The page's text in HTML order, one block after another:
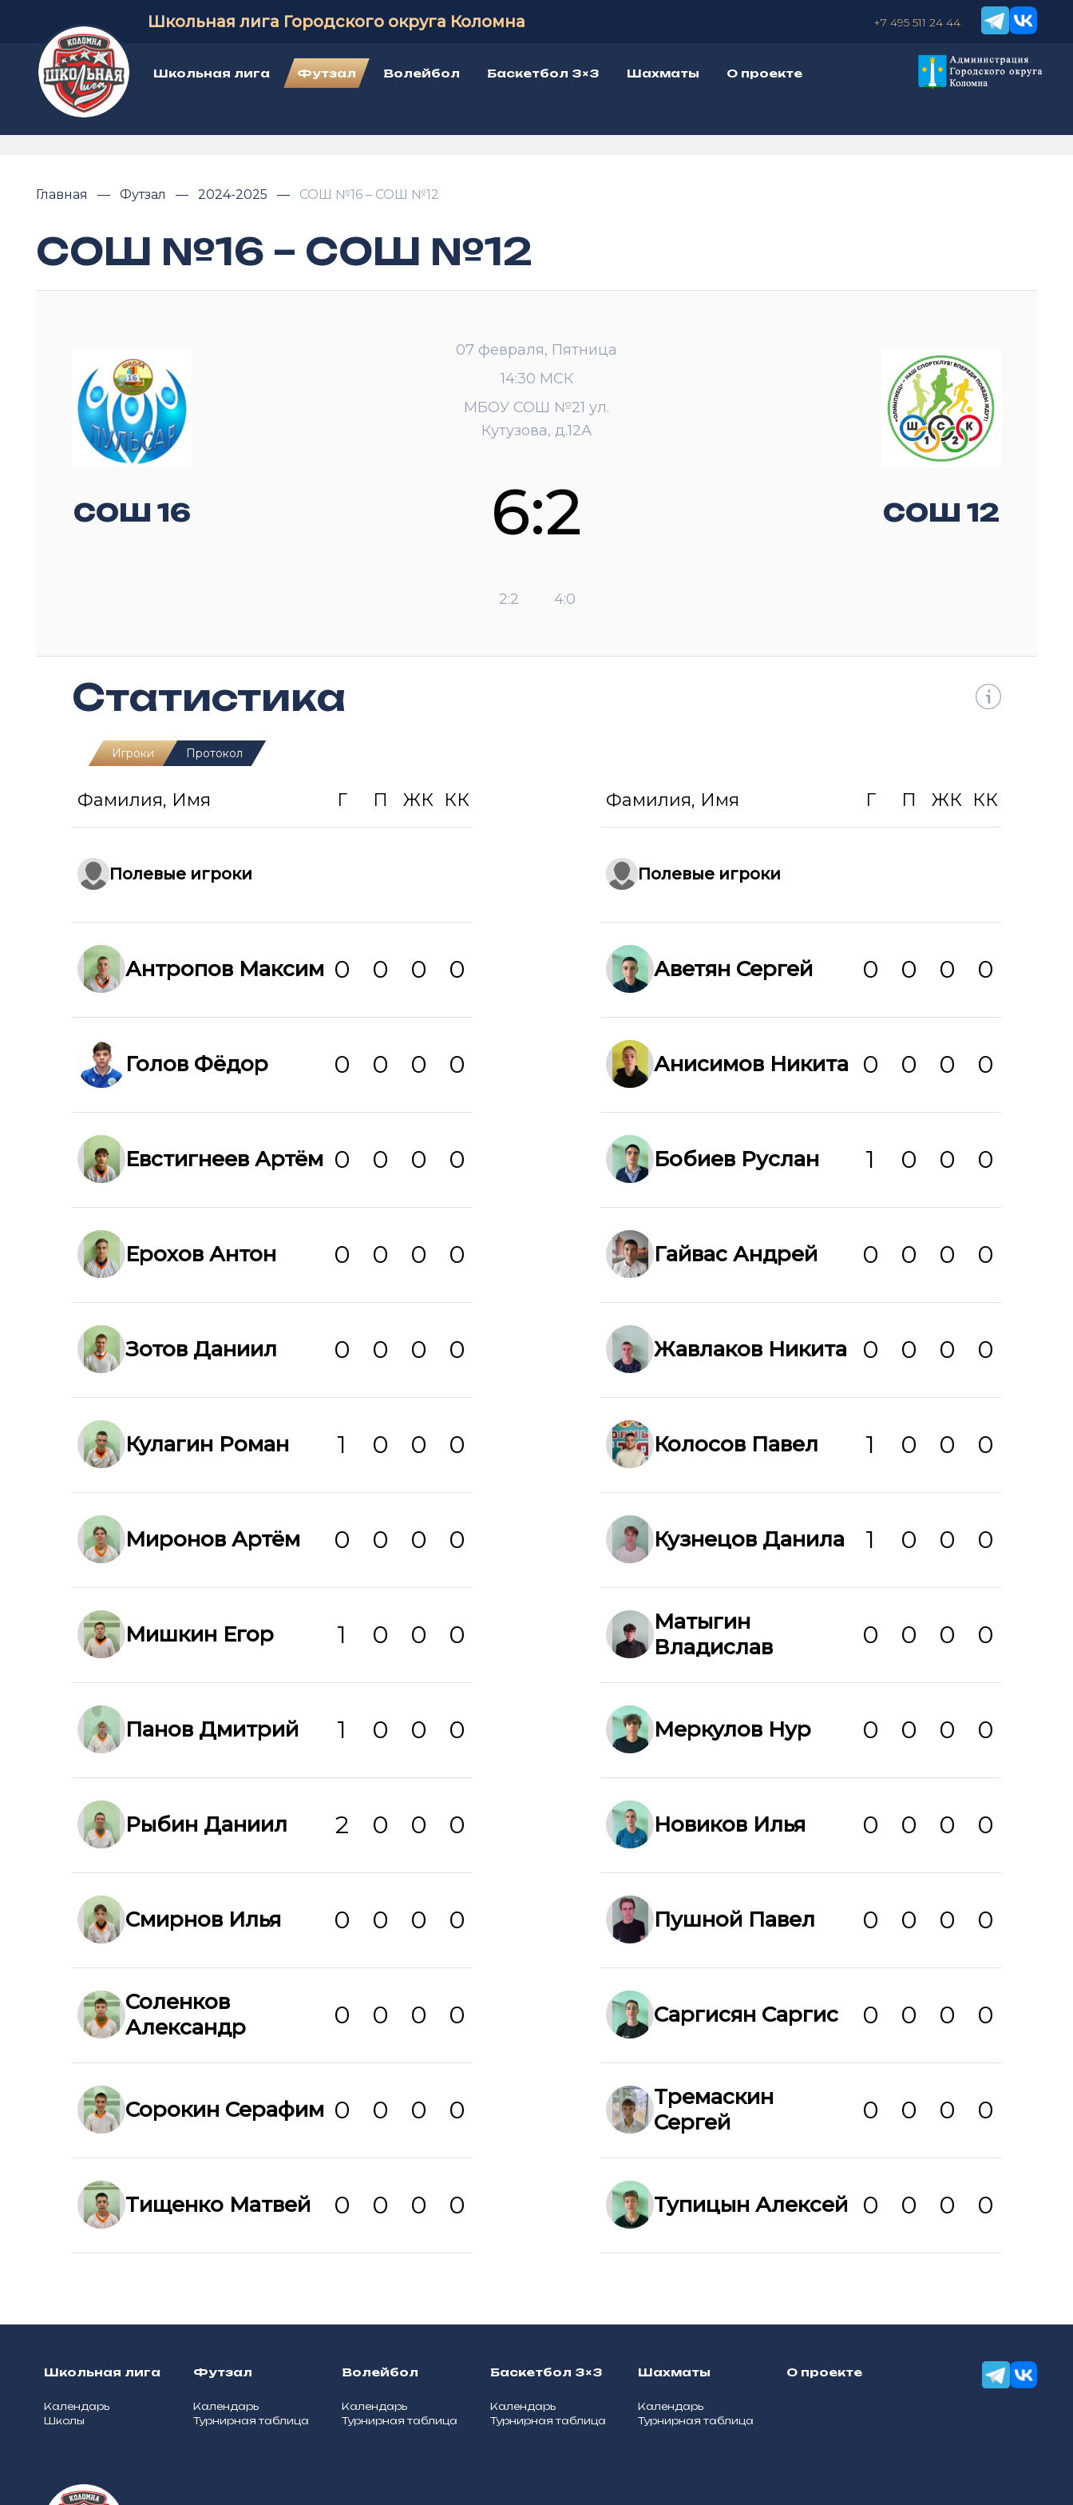
Школьная лига Городского округа Коломна +7 495 511 24 44
Школьная лига Футзал Волейбол Баскетбол 3×3 Шахматы О проекте
Главная Футзал 2024-2025 СОШ №16 – СОШ №12
СОШ №16 – СОШ №12
СОШ 16
07 февраля, Пятница
14:30 МСК
МБОУ СОШ №21 ул.
Кутузова, д.12А
6:2
2:2 4:0
СОШ 12
Статистика
Игроки Протокол
Фамилия, Имя Г П ЖК КК
Полевые игроки
Антропов Максим 0 0 0 0
Голов Фёдор 0 0 0 0
Евстигнеев Артём 0 0 0 0
Ерохов Антон 0 0 0 0
Зотов Даниил 0 0 0 0
Кулагин Роман 1 0 0 0
Миронов Артём 0 0 0 0
Мишкин Егор 1 0 0 0
Панов Дмитрий 1 0 0 0
Рыбин Даниил 2 0 0 0
Смирнов Илья 0 0 0 0
Соленков
Александр
0 0 0 0
Сорокин Серафим 0 0 0 0
Тищенко Матвей 0 0 0 0
Фамилия, Имя Г П ЖК КК
Полевые игроки
Аветян Сергей 0 0 0 0
Анисимов Никита 0 0 0 0
Бобиев Руслан 1 0 0 0
Гайвас Андрей 0 0 0 0
Жавлаков Никита 0 0 0 0
Колосов Павел 1 0 0 0
Кузнецов Данила 1 0 0 0
Матыгин
Владислав
0 0 0 0
Меркулов Нур 0 0 0 0
Новиков Илья 0 0 0 0
Пушной Павел 0 0 0 0
Саргисян Саргис 0 0 0 0
Тремаскин
Сергей
0 0 0 0
Тупицын Алексей 0 0 0 0
Школьная лига
Календарь
Школы
Футзал
Календарь
Турнирная таблица
Волейбол
Календарь
Турнирная таблица
Баскетбол 3×3
Календарь
Турнирная таблица
Шахматы
Календарь
Турнирная таблица
О проекте